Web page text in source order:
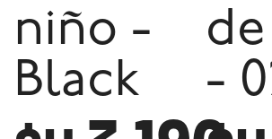
niño -
Black
-